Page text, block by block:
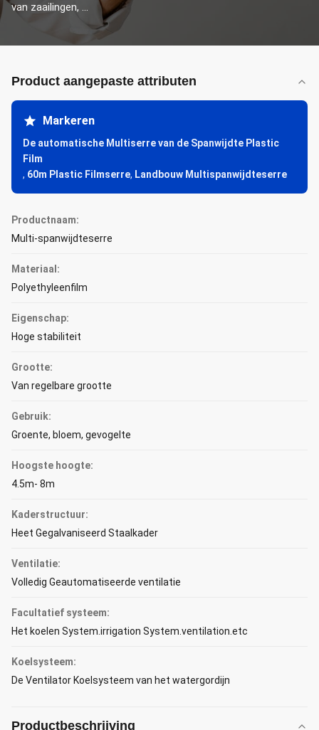
van zaailingen, ...
Product aangepaste attributen
Markeren
De automatische Multiserre van de Spanwijdte Plastic
Film
, 60m Plastic Filmserre, Landbouw Multispanwijdteserre
Productnaam:
Multi-spanwijdteserre
Materiaal:
Polyethyleenfilm
Eigenschap:
Hoge stabiliteit
Grootte:
Van regelbare grootte
Gebruik:
Groente, bloem, gevogelte
Hoogste hoogte:
4.5m- 8m
Kaderstructuur:
Heet Gegalvaniseerd Staalkader
Ventilatie:
Volledig Geautomatiseerde ventilatie
Facultatief systeem:
Het koelen System.irrigation System.ventilation.etc
Koelsysteem:
De Ventilator Koelsysteem van het watergordijn
Productbeschrijving